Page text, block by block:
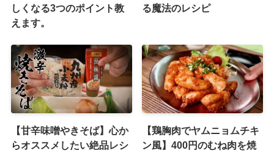
しくなる3つのポイント教
えます。
る魔法のレシピ
【甘辛味噌やきそば】心か
らオススメしたい絶品レシ
【鶏胸肉でヤムニョムチキ
ン風】400円のむね肉を焼